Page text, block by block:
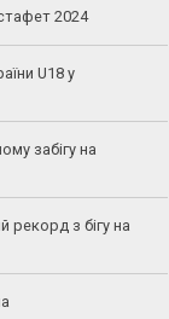
2024
U18 у
забігу на
рекорд з бігу на